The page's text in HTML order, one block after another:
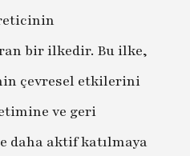
bir ilkedir. Bu ilke,
çevresel etkilerini
ve geri
daha aktif katılmaya